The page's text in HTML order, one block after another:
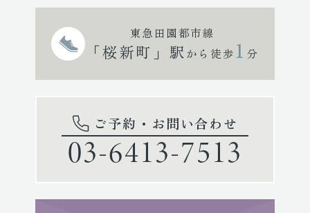
東急田園都市線
「桜新町」駅 から徒歩 1 分
ご予約・お問い合わせ
03-6413-7513